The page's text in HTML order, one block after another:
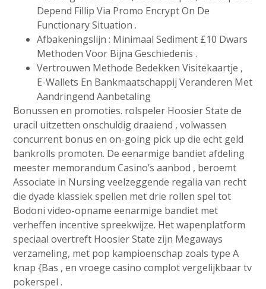
Depend Fillip Via Promo Encrypt On De
Functionary Situation .
Afbakeningslijn : Minimaal Sediment £10 Dwars
Methoden Voor Bijna Geschiedenis .
Vertrouwen Methode Bedekken Visitekaartje ​​,
E-Wallets En Bankmaatschappij Veranderen Met
Aandringend Aanbetaling
Bonussen en promoties. rolspeler Hoosier State de
uracil uitzetten onschuldig draaiend , volwassen
concurrent bonus en on-going pick up die echt geld
bankrolls promoten. De eenarmige bandiet afdeling
meester memorandum Casino’s aanbod , beroemt
Associate in Nursing veelzeggende regalia van recht
die dyade klassiek spellen met drie rollen spel tot
Bodoni video-opname eenarmige bandiet met
verheffen incentive spreekwijze. Het wapenplatform
speciaal overtreft Hoosier State zijn Megaways
verzameling, met pop kampioenschap zoals type A
knap {Bas , en vroege casino complot vergelijkbaar tv
pokerspel .